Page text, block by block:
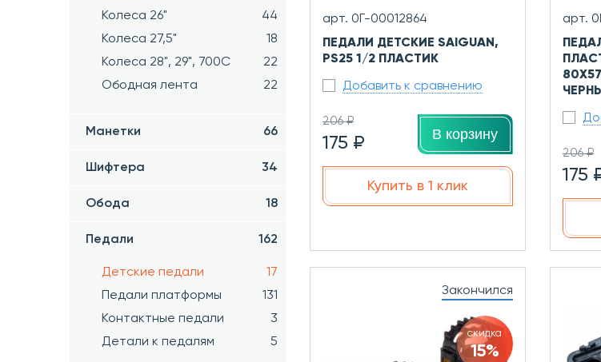
Колеса 26"
44
Колеса 27,5"
18
Колеса 28", 29", 700С
22
Ободная лента
22
Манетки 66
Шифтера 34
Обода 18
Педали 162
Детские педали
17
Педали платформы
131
Контактные педали
3
Детали к педалям
5
арт. 0Г-00012864
ПЕДАЛИ ДЕТСКИЕ SAIGUAN,
PS25 1/2 ПЛАСТИК
Добавить к сравнению
206 ₽
175 ₽ В корзину
Купить в 1 клик
арт.
206 ₽
175
Закончился
скидка
15%